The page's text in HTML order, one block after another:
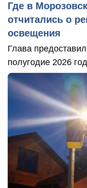
Где в
отчитались о
освещения
Глава
полугодие 2026